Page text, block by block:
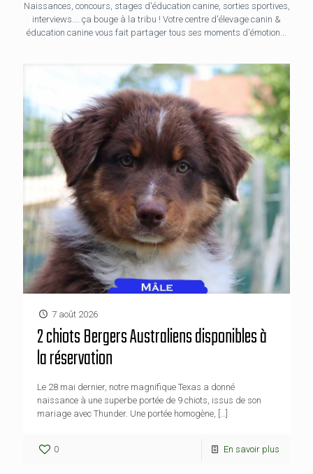
Naissances, concours, stages d'éducation canine, sorties sportives,
interviews…. ça bouge à la tribu ! Votre centre d'élevage canin &
éducation canine vous fait partager tous ses moments d'émotion...
7 août 2026
2 chiots Bergers Australiens disponibles à
la réservation
Le 28 mai dernier, notre magnifique Texas a donné
naissance à une superbe portée de 9 chiots, issus de son
mariage avec Thunder. Une portée homogène,
0 En savoir plus